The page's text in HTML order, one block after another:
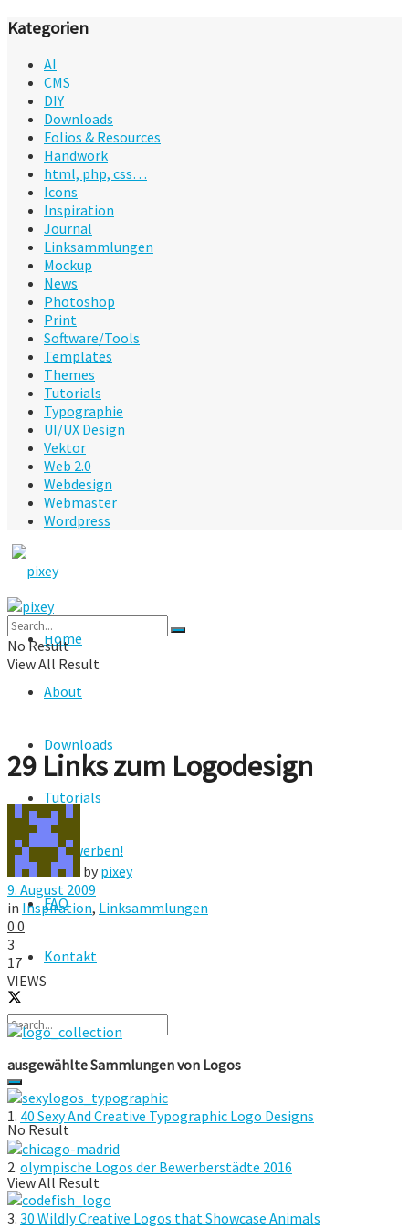
Kategorien
AI
CMS
DIY
Downloads
Folios & Resources
Handwork
html, php, css…
Icons
Inspiration
Journal
Linksammlungen
Mockup
News
Photoshop
Print
Software/Tools
Templates
Themes
Tutorials
Typographie
UI/UX Design
Vektor
Web 2.0
Webdesign
Webmaster
Wordpress
Home
About
Downloads
Tutorials
Hier werben!
FAQ
Kontakt
No Result
View All Result
No Result
View All Result
29 Links zum Logodesign
by pixey
9. August 2009
in Inspiration, Linksammlungen
0 0
3
17
VIEWS
ausgewählte Sammlungen von Logos
1. 40 Sexy And Creative Typographic Logo Designs
2. olympische Logos der Bewerberstädte 2016
3. 30 Wildly Creative Logos that Showcase Animals